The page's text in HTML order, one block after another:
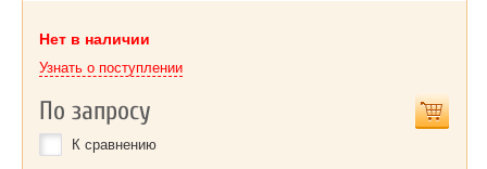
Нет в наличии
Узнать о поступлении
По запросу
К сравнению